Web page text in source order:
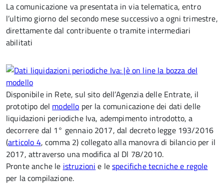
La comunicazione va presentata in via telematica, entro
l’ultimo giorno del secondo mese successivo a ogni trimestre,
direttamente dal contribuente o tramite intermediari
abilitati
Disponibile in Rete, sul sito dell’Agenzia delle Entrate, il
prototipo del modello per la comunicazione dei dati delle
liquidazioni periodiche Iva, adempimento introdotto, a
decorrere dal 1° gennaio 2017, dal decreto legge 193/2016
(articolo 4, comma 2) collegato alla manovra di bilancio per il
2017, attraverso una modifica al Dl 78/2010.
Pronte anche le istruzioni e lespecifiche tecniche e regole
per la compilazione.